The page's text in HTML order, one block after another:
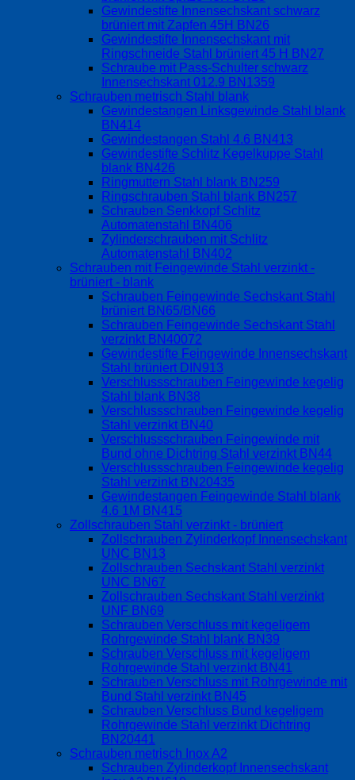
Gewindestifte Innensechskant schwarz
brüniert mit Zapfen 45H BN26
Gewindestifte Innensechskant mit
Ringschneide Stahl brüniert 45 H BN27
Schraube mit Pass-Schulter schwarz
Innensechskant 012.9 BN1359
Schrauben metrisch Stahl blank
Gewindestangen Linksgewinde Stahl blank
BN414
Gewindestangen Stahl 4.6 BN413
Gewindestifte Schlitz Kegelkuppe Stahl
blank BN426
Ringmuttern Stahl blank BN259
Ringschrauben Stahl blank BN257
Schrauben Senkkopf Schlitz
Automatenstahl BN406
Zylinderschrauben mit Schlitz
Automatenstahl BN402
Schrauben mit Feingewinde Stahl verzinkt -
brüniert - blank
Schrauben Feingewinde Sechskant Stahl
brüniert BN65/BN66
Schrauben Feingewinde Sechskant Stahl
verzinkt BN40072
Gewindestifte Feingewinde Innensechskant
Stahl brüniert DIN913
Verschlussschrauben Feingewinde kegelig
Stahl blank BN38
Verschlussschrauben Feingewinde kegelig
Stahl verzinkt BN40
Verschlussschrauben Feingewinde mit
Bund ohne Dichtring Stahl verzinkt BN44
Verschlussschrauben Feingewinde kegelig
Stahl verzinkt BN20435
Gewindestangen Feingewinde Stahl blank
4.6 1M BN415
Zollschrauben Stahl verzinkt - brüniert
Zollschrauben Zylinderkopf Innensechskant
UNC BN13
Zollschrauben Sechskant Stahl verzinkt
UNC BN67
Zollschrauben Sechskant Stahl verzinkt
UNF BN69
Schrauben Verschluss mit kegeligem
Rohrgewinde Stahl blank BN39
Schrauben Verschluss mit kegeligem
Rohrgewinde Stahl verzinkt BN41
Schrauben Verschluss mit Rohrgewinde mit
Bund Stahl verzinkt BN45
Schrauben Verschluss Bund kegeligem
Rohrgewinde Stahl verzinkt Dichtring
BN20441
Schrauben metrisch Inox A2
Schrauben Zylinderkopf Innensechskant